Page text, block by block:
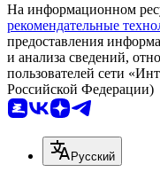
На информационном
рекомендательные
предоставления
и анализа сведений,
пользователей сети
Российской Федерации)
Русский